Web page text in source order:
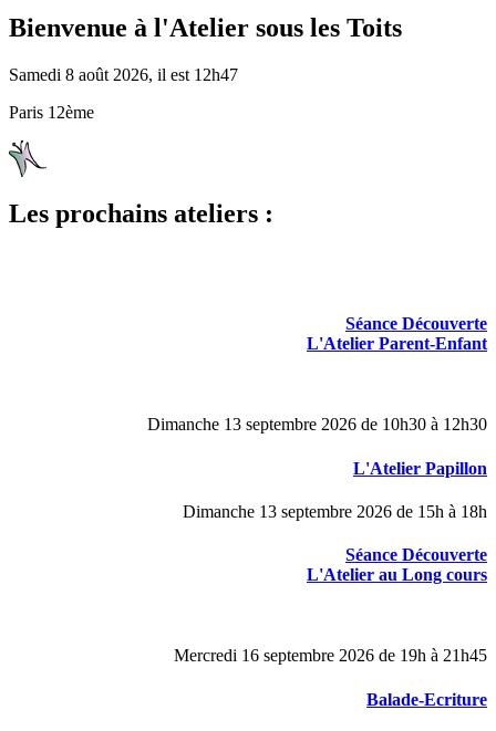
Bienvenue à l'Atelier sous les Toits
Samedi 8 août 2026, il est 12h47
Paris 12ème
Les prochains ateliers :
Séance Découverte
L'Atelier Parent-Enfant
Dimanche 13 septembre 2026 de 10h30 à 12h30
L'Atelier Papillon
Dimanche 13 septembre 2026 de 15h à 18h
Séance Découverte
L'Atelier au Long cours
Mercredi 16 septembre 2026 de 19h à 21h45
Balade-Ecriture